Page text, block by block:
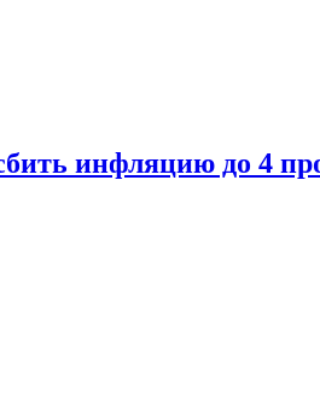
инфляцию до 4